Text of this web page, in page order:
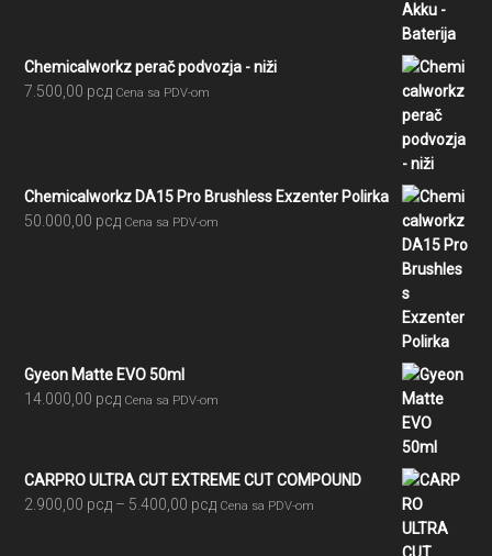
Chemicalworkz perač podvozja - niži
7.500,00 рсд Cena sa PDV-om
Chemicalworkz DA15 Pro Brushless Exzenter Polirka
50.000,00 рсд Cena sa PDV-om
Gyeon Matte EVO 50ml
14.000,00 рсд Cena sa PDV-om
CARPRO ULTRA CUT EXTREME CUT COMPOUND
2.900,00 рсд – 5.400,00 рсдRaspon
Cena sa PDV-om